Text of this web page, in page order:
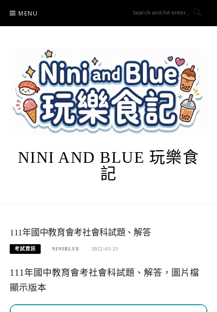
content
MENU
NINI AND BLUE 玩樂食
記
111年國中教育會考社會科試題、解答
考試資訊 NINIBLUE 2022-05-21
111年國中教育會考社會科試題、解答，圖片檔
顯示版本